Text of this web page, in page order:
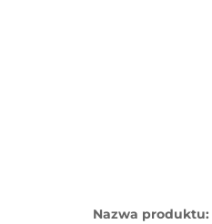
Nazwa produktu: